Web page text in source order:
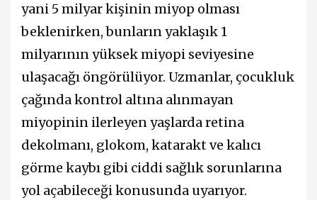
yani 5 milyar kişinin miyop olması
beklenirken, bunların yaklaşık 1
milyarının yüksek miyopi seviyesine
ulaşacağı öngörülüyor. Uzmanlar, çocukluk
çağında kontrol altına alınmayan
miyopinin ilerleyen yaşlarda retina
dekolmanı, glokom, katarakt ve kalıcı
görme kaybı gibi ciddi sağlık sorunlarına
yol açabileceği konusunda uyarıyor.